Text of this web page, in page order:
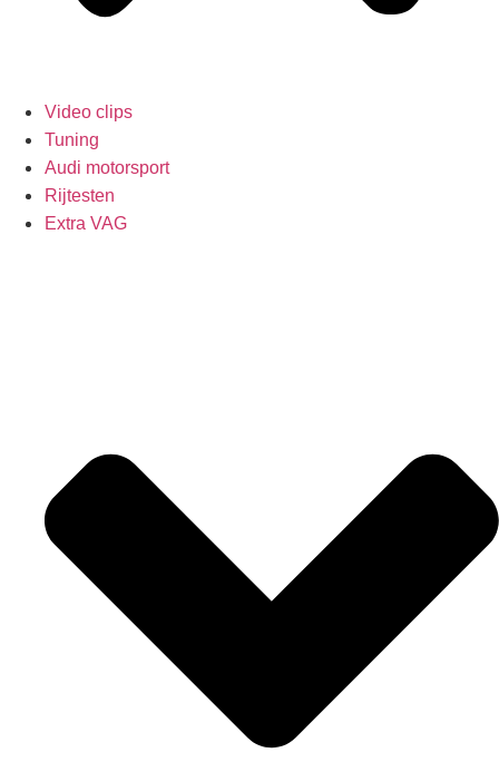
Video clips
Tuning
Audi motorsport
Rijtesten
Extra VAG